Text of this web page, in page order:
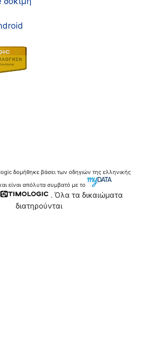
δομήθηκε βάσει των οδηγιών της ελληνικής
είναι απόλυτα συμβατό με το
. Όλα τα δικαιώματα
διατηρούνται